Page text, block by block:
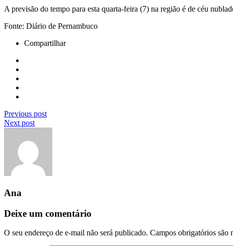
A previsão do tempo para esta quarta-feira (7) na região é de céu
Fonte: Diário de Pernambuco
Compartilhar
Previous post
Next post
Ana
Deixe um comentário
O seu endereço de e-mail não será publicado. Campos obrigatórios são